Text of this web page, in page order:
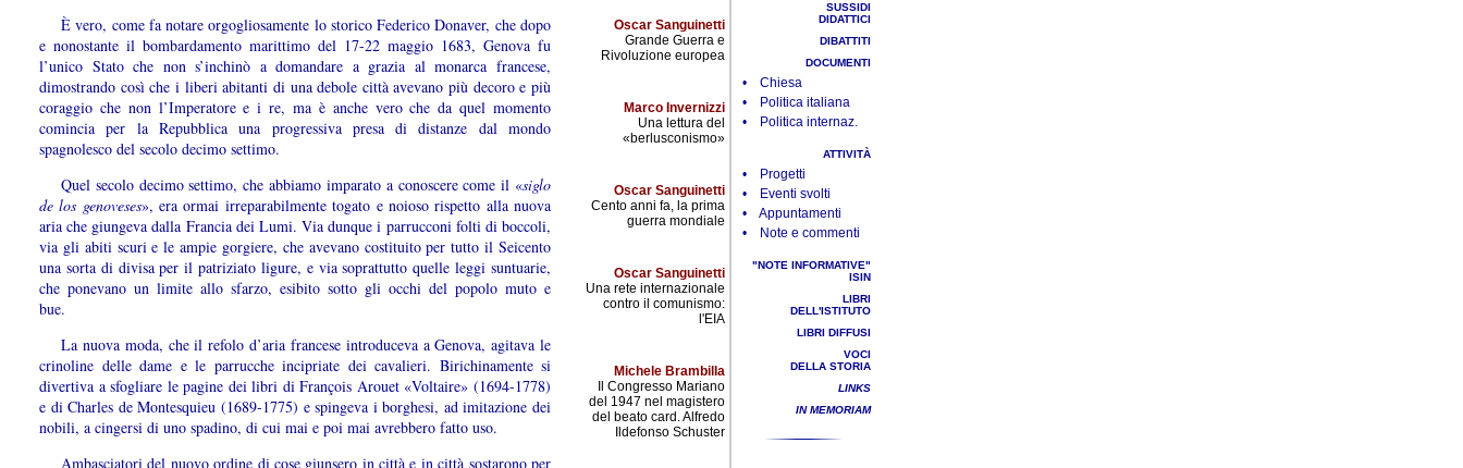
È vero, come fa notare orgogliosamente lo storico Federico Donaver, che dopo
e nonostante il bombardamento marittimo del 17-22 maggio 1683, Genova fu
l’unico Stato che non s’inchinò a domandare a grazia al monarca francese,
dimostrando così che i liberi abitanti di una debole città avevano più decoro e più
coraggio che non l’Imperatore e i re, ma è anche vero che da quel momento
comincia per la Repubblica una progressiva presa di distanze dal mondo
spagnolesco del secolo decimo settimo.
Quel secolo decimo settimo, che abbiamo imparato a conoscere come il «siglo
de los genoveses», era ormai irreparabilmente togato e noioso rispetto alla nuova
aria che giungeva dalla Francia dei Lumi. Via dunque i parrucconi folti di boccoli,
via gli abiti scuri e le ampie gorgiere, che avevano costituito per tutto il Seicento
una sorta di divisa per il patriziato ligure, e via soprattutto quelle leggi suntuarie,
che ponevano un limite allo sfarzo, esibito sotto gli occhi del popolo muto e
bue.
La nuova moda, che il refolo d’aria francese introduceva a Genova, agitava le
crinoline delle dame e le parrucche incipriate dei cavalieri. Birichinamente si
divertiva a sfogliare le pagine dei libri di François Arouet «Voltaire» (1694-1778)
e di Charles de Montesquieu (1689-1775) e spingeva i borghesi, ad imitazione dei
nobili, a cingersi di uno spadino, di cui mai e poi mai avrebbero fatto uso.
Ambasciatori del nuovo ordine di cose giunsero in città e in città sostarono per
Oscar Sanguinetti
Grande Guerra e
Rivoluzione europea
Marco Invernizzi
Una lettura del
«berlusconismo»
Oscar Sanguinetti
Cento anni fa, la prima
guerra mondiale
Oscar Sanguinetti
Una rete internazionale
contro il comunismo:
l'EIA
Michele Brambilla
Il Congresso Mariano
del 1947 nel magistero
del beato card. Alfredo
Ildefonso Schuster
SUSSIDI
DIDATTICI
DIBATTITI
DOCUMENTI
• Chiesa
• Politica italiana
• Politica internaz.
ATTIVITÀ
• Progetti
• Eventi svolti
• Appuntamenti
• Note e commenti
"NOTE INFORMATIVE"
ISIN
LIBRI
DELL'ISTITUTO
LIBRI DIFFUSI
VOCI
DELLA STORIA
LINKS
IN MEMORIAM